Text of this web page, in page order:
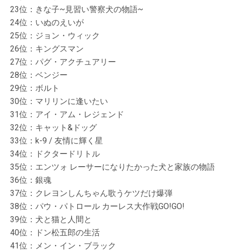
23位：きな子~見習い警察犬の物語~
24位：いぬのえいが
25位：ジョン・ウィック
26位：キングスマン
27位：パグ・アクチュアリー
28位：ベンジー
29位：ボルト
30位：マリリンに逢いたい
31位：アイ・アム・レジェンド
32位：キャット&ドッグ
33位：k-9 / 友情に輝く星
34位：ドクタードリトル
35位：エンツォ レーサーになりたかった犬と家族の物語
36位：銀魂
37位：クレヨンしんちゃん歌うケツだけ爆弾
38位：パウ・パトロール カーレス大作戦GO!GO!
39位：犬と猫と人間と
40位：ドン松五郎の生活
41位：メン・イン・ブラック